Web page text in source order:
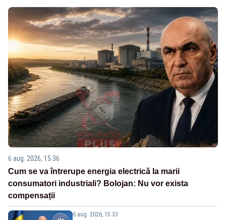
6 aug. 2026, 15:36
Cum se va întrerupe energia electrică la marii
consumatori industriali? Bolojan: Nu vor exista
compensații
6 aug. 2026, 15:33